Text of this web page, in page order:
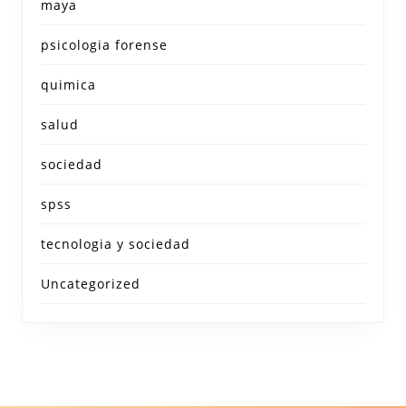
maya
psicologia forense
quimica
salud
sociedad
spss
tecnologia y sociedad
Uncategorized